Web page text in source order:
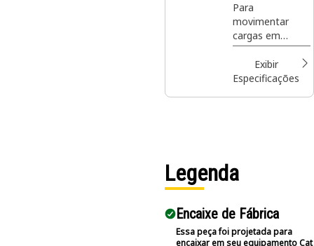
Para
movimentar
cargas em
paletes em
locais de
construção,
cultivo de
Exibir
Especificações
Legenda
Encaixe de Fábrica
Essa peça foi projetada para
encaixar em seu equipamento Cat